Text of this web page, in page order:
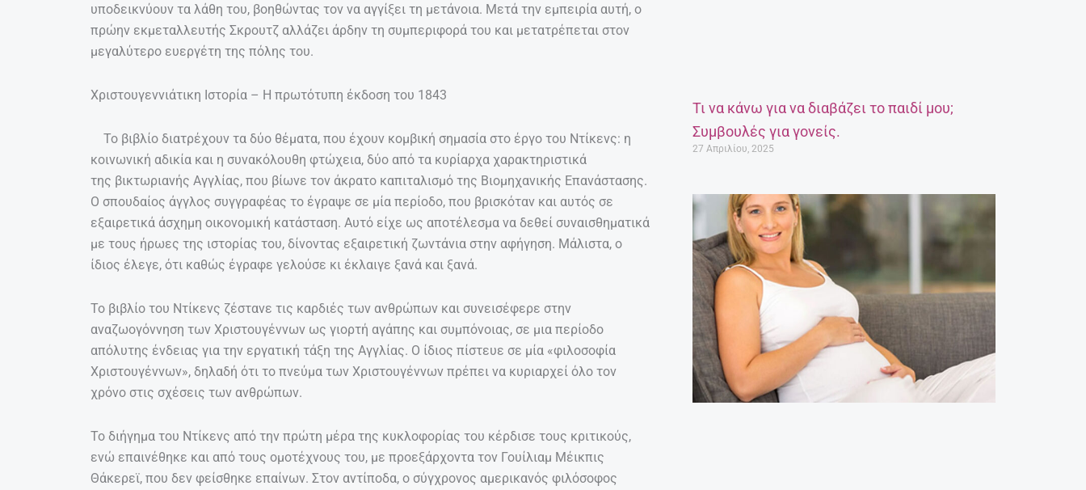
υποδεικνύουν τα λάθη του, βοηθώντας τον να αγγίξει τη μετάνοια. Μετά την εμπειρία αυτή, ο
πρώην εκμεταλλευτής Σκρουτζ αλλάζει άρδην τη συμπεριφορά του και μετατρέπεται στον
μεγαλύτερο ευεργέτη της πόλης του.
Χριστουγεννιάτικη Ιστορία – Η πρωτότυπη έκδοση του 1843
Το βιβλίο διατρέχουν τα δύο θέματα, που έχουν κομβική σημασία στο έργο του Ντίκενς: η
κοινωνική αδικία και η συνακόλουθη φτώχεια, δύο από τα κυρίαρχα χαρακτηριστικά
της βικτωριανής Αγγλίας, που βίωνε τον άκρατο καπιταλισμό της Βιομηχανικής Επανάστασης.
Ο σπουδαίος άγγλος συγγραφέας το έγραψε σε μία περίοδο, που βρισκόταν και αυτός σε
εξαιρετικά άσχημη οικονομική κατάσταση. Αυτό είχε ως αποτέλεσμα να δεθεί συναισθηματικά
με τους ήρωες της ιστορίας του, δίνοντας εξαιρετική ζωντάνια στην αφήγηση. Μάλιστα, ο
ίδιος έλεγε, ότι καθώς έγραφε γελούσε κι έκλαιγε ξανά και ξανά.
Το βιβλίο του Ντίκενς ζέστανε τις καρδιές των ανθρώπων και συνεισέφερε στην
αναζωογόννηση των Χριστουγέννων ως γιορτή αγάπης και συμπόνοιας, σε μια περίοδο
απόλυτης ένδειας για την εργατική τάξη της Αγγλίας. Ο ίδιος πίστευε σε μία «φιλοσοφία
Χριστουγέννων», δηλαδή ότι το πνεύμα των Χριστουγέννων πρέπει να κυριαρχεί όλο τον
χρόνο στις σχέσεις των ανθρώπων.
Το διήγημα του Ντίκενς από την πρώτη μέρα της κυκλοφορίας του κέρδισε τους κριτικούς,
ενώ επαινέθηκε και από τους ομοτέχνους του, με προεξάρχοντα τον Γουίλιαμ Μέικπις
Θάκερεϊ, που δεν φείσθηκε επαίνων. Στον αντίποδα, ο σύγχρονος αμερικανός φιλόσοφος
Τι να κάνω για να διαβάζει το παιδί μου;
Συμβουλές για γονείς.
27 Απριλίου, 2025